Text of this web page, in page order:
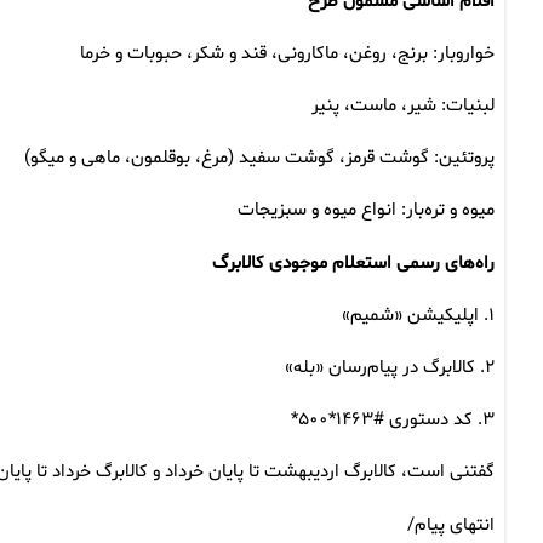
خواروبار: برنج، روغن، ماکارونی، قند و شکر، حبوبات و خرما
لبنیات: شیر، ماست، پنیر
پروتئین: گوشت قرمز، گوشت سفید (مرغ، بوقلمون، ماهی و میگو)
میوه و تره‌بار: انواع میوه و سبزیجات
راه‌های رسمی استعلام موجودی کالابرگ
۱. اپلیکیشن «شمیم»
۲. کالابرگ در پیام‌رسان «بله»
۳. کد دستوری #۱۴۶۳*۵۰۰*
گفتنی است، کالابرگ اردیبهشت تا پایان خرداد و کالابرگ خرداد تا پایان
انتهای پیام/